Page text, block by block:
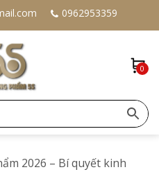
0962953359
0
2026 – Bí quyết kinh